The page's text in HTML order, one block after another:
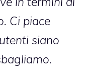
Ci piace
siano